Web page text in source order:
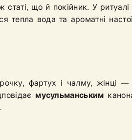
що й покійник. У
вода та ароматні
фартух і чалму, жінці
мусульманським